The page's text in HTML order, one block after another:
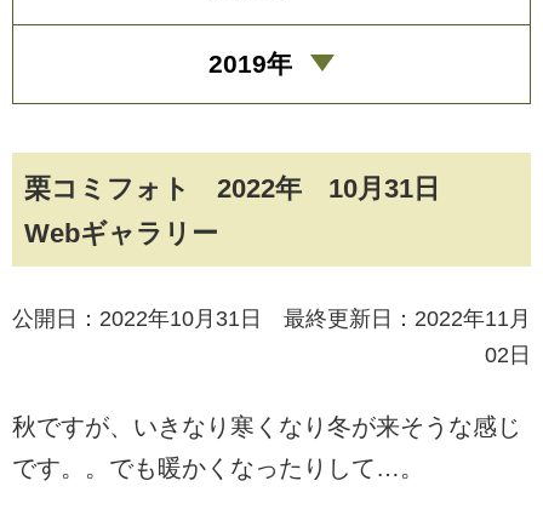
栗コミフォト 2022年 10月31日
Webギャラリー
公開日：2022年10月31日 最終更新日：2022年11月
02日
秋ですが、いきなり寒くなり冬が来そうな感じ
です。。でも暖かくなったりして…。
2019年